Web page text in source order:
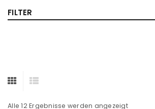
FILTER
Alle 12 Ergebnisse werden angezeigt